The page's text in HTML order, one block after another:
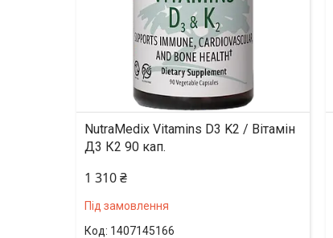
NutraMedix Vitamins D3 K2 / Вітамін
Д3 К2 90 кап.
1 310 ₴
Під замовлення
1407145166